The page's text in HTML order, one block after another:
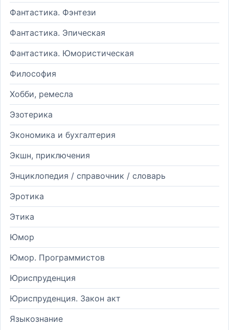
Фантастика. Фэнтези
Фантастика. Эпическая
Фантастика. Юмористическая
Философия
Хобби, ремесла
Эзотерика
Экономика и бухгалтерия
Экшн, приключения
Энциклопедия / справочник / словарь
Эротика
Этика
Юмор
Юмор. Программистов
Юриспруденция
Юриспруденция. Закон акт
Языкознание